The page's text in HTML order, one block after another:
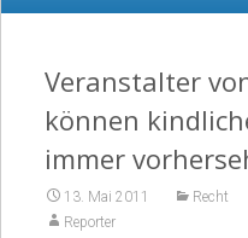
Nachrichten,
Video
Veranstalter
können
immer
13. Mai 2011 Recht
Reporter